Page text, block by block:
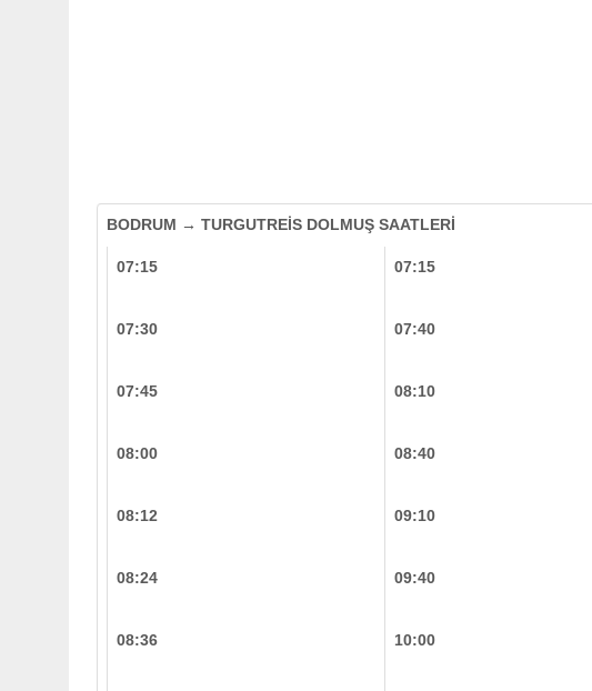
BODRUM → TURGUTREİS DOLMUŞ SAATLERİ
07:15 07:15
07:30 07:40
07:45 08:10
08:00 08:40
08:12 09:10
08:24 09:40
08:36 10:00